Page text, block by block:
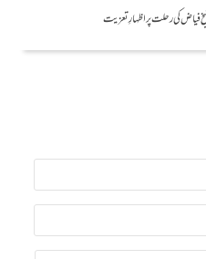
فیاض کی رحلت پر اظہارِ تعزیت